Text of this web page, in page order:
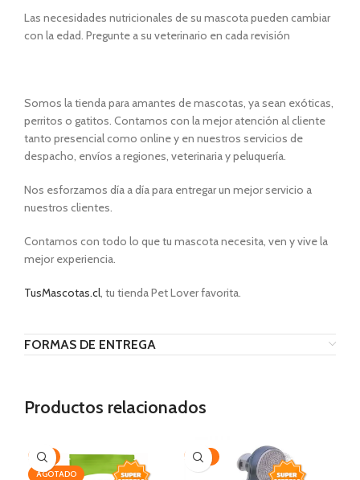
Las necesidades nutricionales de su mascota pueden cambiar
con la edad. Pregunte a su veterinario en cada revisión
Somos la tienda para amantes de mascotas, ya sean exóticas,
perritos o gatitos. Contamos con la mejor atención al cliente
tanto presencial como online y en nuestros servicios de
despacho, envíos a regiones, veterinaria y peluquería.
Nos esforzamos día a día para entregar un mejor servicio a
nuestros clientes.
Contamos con todo lo que tu mascota necesita, ven y vive la
mejor experiencia.
TusMascotas.cl , tu tienda Pet Lover favorita.
FORMAS DE ENTREGA
Productos relacionados
-7%
AGOTADO
-35%